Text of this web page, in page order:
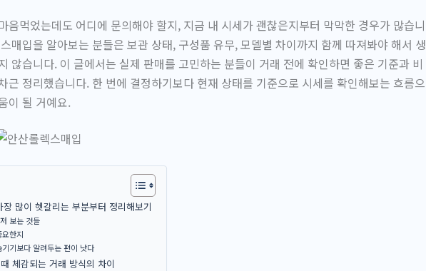
음먹었는데도 어디에 문의해야 할지, 지금 내 시세가 괜찮은지부터 막막한 경우가 많습니
매입을 알아보는 분들은 보관 상태, 구성품 유무, 모델별 차이까지 함께 따져봐야 해서 생
않습니다. 이 글에서는 실제 판매를 고민하는 분들이 거래 전에 확인하면 좋은 기준과 비
근 정리했습니다. 한 번에 결정하기보다 현재 상태를 기준으로 시세를 확인해보는 흐름으
이 될 거예요.
많이 헷갈리는 부분부터 정리해보기
보는 것들
한지
기보다 알려두는 편이 낫다
체감되는 거래 방식의 차이